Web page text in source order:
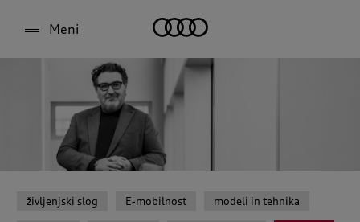
Meni
življenjski slog E-mobilnost modeli in tehnika